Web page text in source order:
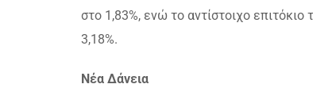
στο 1,83%, ενώ το αντίστοιχο
3,18%.
Νέα Δάνεια